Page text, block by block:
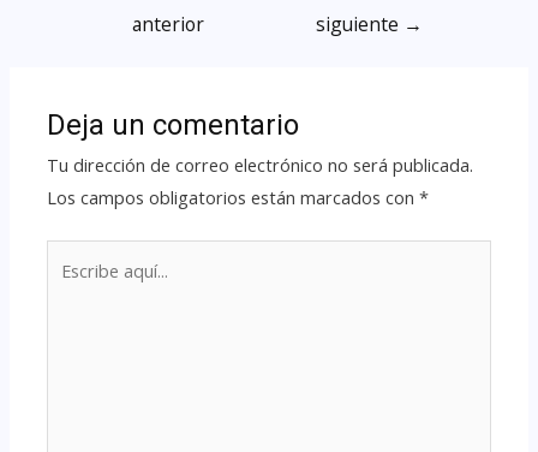
anterior
siguiente →
Deja un comentario
Tu dirección de correo electrónico no será publicada.
Los campos obligatorios están marcados con*